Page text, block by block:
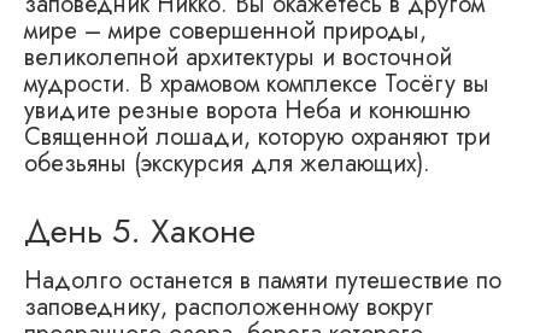
мире – мире совершенной природы,
великолепной архитектуры и восточной
мудрости. В храмовом комплексе Тосёгу вы
увидите резные ворота Неба и конюшню
Священной лошади, которую охраняют три
обезьяны (экскурсия для желающих).
День 5. Хаконе
Надолго останется в памяти путешествие по
заповеднику, расположенному вокруг